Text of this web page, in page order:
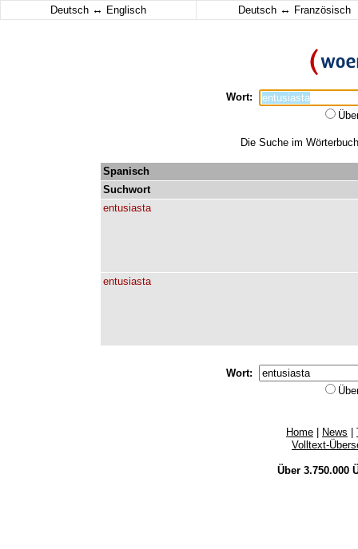
Deutsch ↔ Englisch Deutsch ↔ Französisch
Wort:
Die Suche im
Spanisch
Suchwort
entusiasta
entusiasta
Wort:
Home News
Volltext-
Über 3.750.000